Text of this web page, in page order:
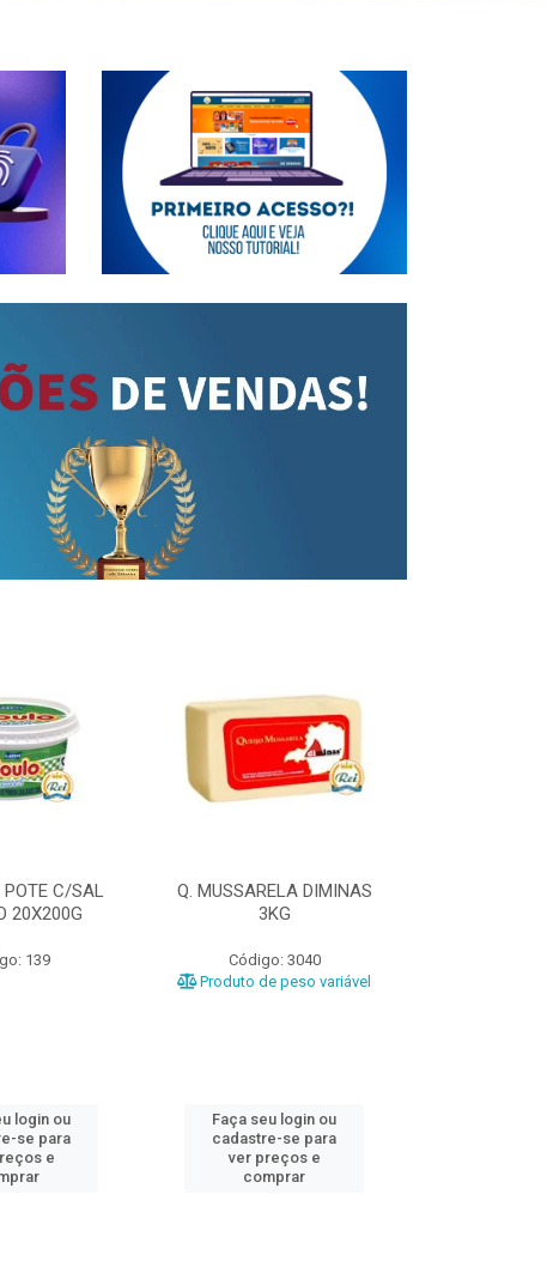
C/SAL
20X200G
139
login ou
se para
e
Q. MUSSARELA DIMINAS
3KG
Código: 3040
Produto de peso variável
Faça seu login ou
cadastre-se para
ver preços e
comprar